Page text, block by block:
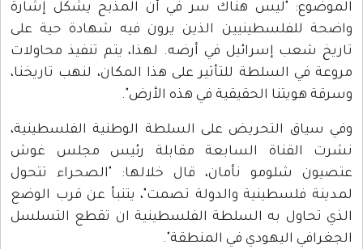
الموضوع: "ليس هناك سر في أن المذبح يشكل إشارة
واضحة للفلسطينيين الذين يرون فيه شهادة حية على
تاريخ شعب إسرائيل في أرضه. لهذا، يتم تنفيذ محاولات
مروعة في السلطة للتأثير على هذا المكان، لنهب تاريخنا،
وسرقة هويتنا الحقيقية في هذه الأرض".
وفي سياق التحريض على السلطة الوطنية الفلسطينية،
نشرت القناة السابعة مقابلة رئيس مجلس غوش
عتصيون شلومو نأمان، قال خلالها: "الصحراء تتحول
لمدينة فلسطينية والدولة تصمت"، يتنبأ عن قرب الوضع
الذي تحاول به السلطة الفلسطينية ان تقطع التسلسل
الجغرافي اليهودي في المنطقة".